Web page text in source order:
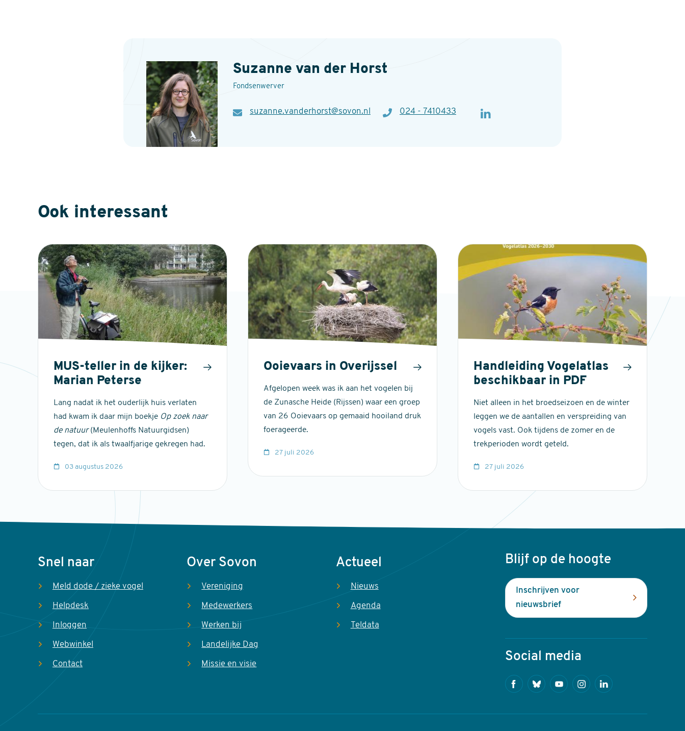
Suzanne van der Horst
Fondsenwerver
E-
suzanne.vanderhorst@sovon.nl Telefoon024 - 7410433
Ook interessant
MUS-teller in de kijker:
Marian Peterse
Lang nadat ik het ouderlijk huis verlaten
had kwam ik daar mijn boekje Op zoek naar
de natuur(Meulenhoffs Natuurgidsen)
tegen, dat ik als twaalfjarige gekregen had.
03 augustus 2026
Ooievaars in Overijssel
Afgelopen week was ik aan het vogelen bij
de Zunasche Heide (Rijssen) waar een groep
van 26 Ooievaars op gemaaid hooiland druk
foerageerde.
27 juli 2026
Handleiding Vogelatlas
beschikbaar in PDF
Niet alleen in het broedseizoen en de winter
leggen we de aantallen en verspreiding van
vogels vast. Ook tijdens de zomer en de
trekperioden wordt geteld.
27 juli 2026
Voet
Snel naar
Meld dode / zieke vogel
Helpdesk
Inloggen
Webwinkel
Contact
Over Sovon
Vereniging
Medewerkers
Werken bij
Landelijke Dag
Missie en visie
Actueel
Nieuws
Agenda
Teldata
Blijf op de hoogte
Inschrijven voor
nieuwsbrief
Social media
FacebookBlueskyYoutubeInstagramLinkedin